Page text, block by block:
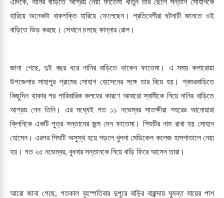
হারিয়ে অনেকটা বাকশক্তি হারিয়ে ফেলেছেন। প্রতিবেশীরা ঘটনাটি জানতে ওই
বাড়িতে ভিড় করছে। সেখানে চলছে কান্নার রোল।
জানা গেছে, দুই বছর ধরে নানির বাড়িতে থাকেন ফাতেমা। এ সময় কলারোয়া
উপজেলার সাহাপুর গ্রামের সোহাগ হোসেনের সঙ্গে তার বিয়ে হয়। শ্বশুরবাড়িতে
কিছুদিন থাকার পর পারিবারিক কলহের কারণে আবারো স্বামীকে নিয়ে নানির বাড়িতে
আশ্রয় নেন তিনি। এর মধ্যেই গত ১১ নভেম্বর সাতক্ষীরা শহরের আনোয়ারা
ক্লিনিকে একটি পুত্র সন্তানের জন্ম দেন ফাতেমা। শিশুটির নাম রাখা হয় সোহান
হোসেন। এরপর শিশুটি অসুস্থ হয়ে পড়লে খুলনা মেডিকেল কলেজ হাসপাতালে নেয়া
হয়। গত ২৫ নভেম্বর, বুধবার সন্তানকে নিয়ে বাড়ি ফিরে আসেন তারা।
আরো জানা গেছে, গতকাল বৃহস্পতিবার দুপুরে বাড়ির বারান্দায় ঘুমন্ত মায়ের পাশ